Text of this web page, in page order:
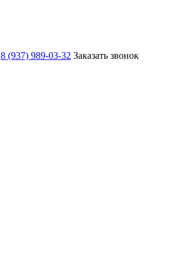
8 (937) 989-03-32 Заказать звонок